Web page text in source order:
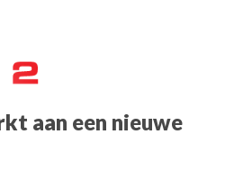
aan een nieuwe